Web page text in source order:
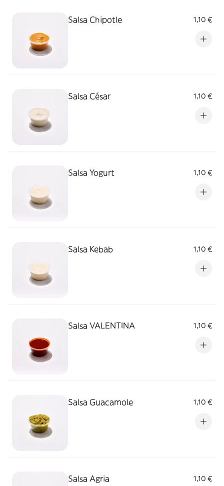
Salsa Chipotle 1,10 €
Salsa César 1,10 €
Salsa Yogurt 1,10 €
Salsa Kebab 1,10 €
Salsa VALENTINA 1,10 €
Salsa Guacamole 1,10 €
Salsa Agria 1,10 €